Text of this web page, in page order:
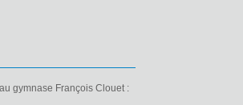
gymnase François Clouet :